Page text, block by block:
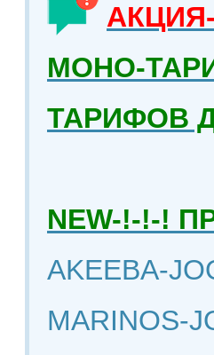
МОНО-
ТАРИФОВ
NEW-!-!-!
AKEEBA-
MARINOS-